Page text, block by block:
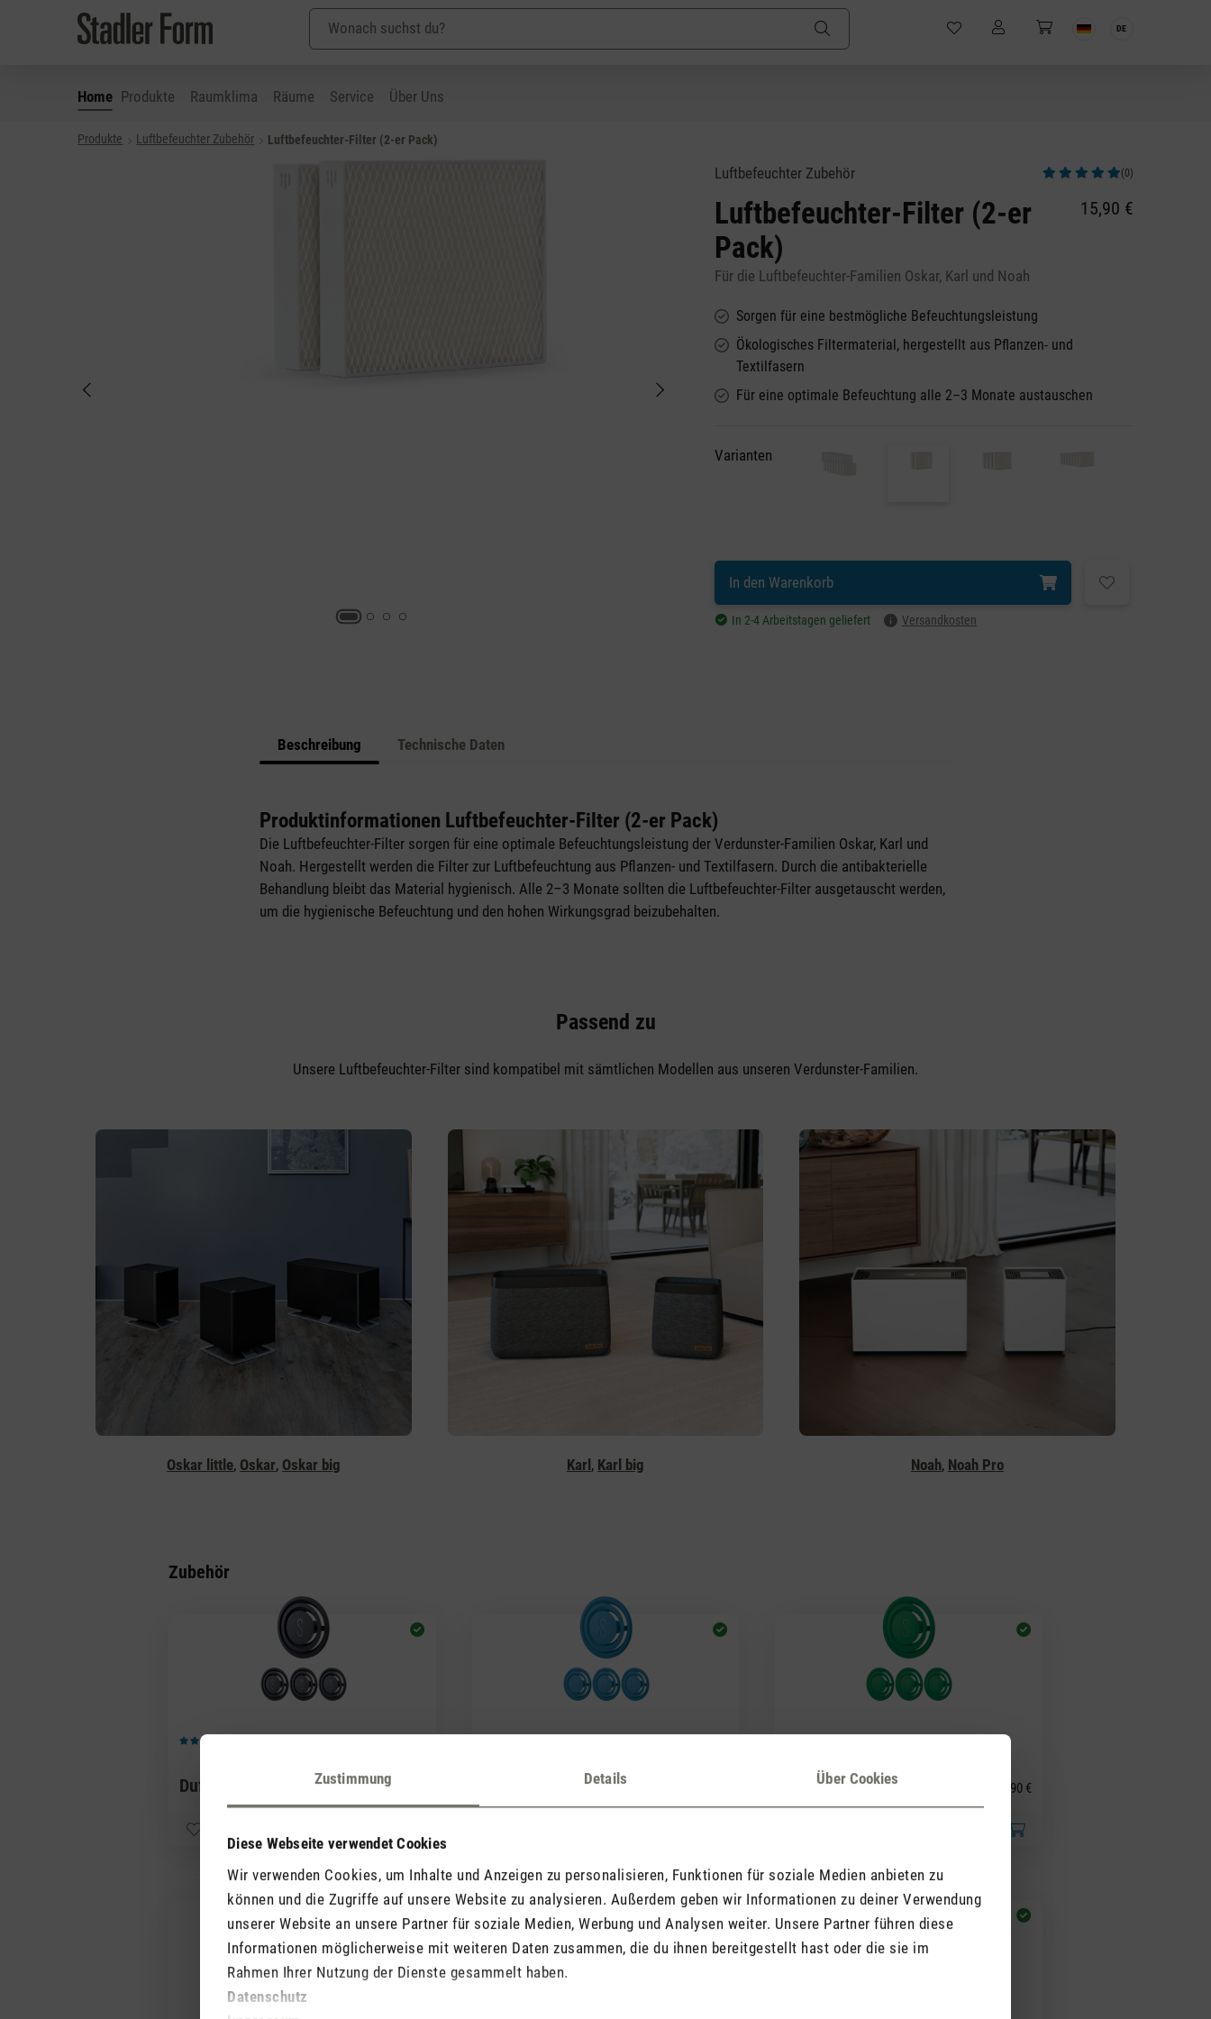
Zustimmung Details Über Cookies
Diese Webseite verwendet Cookies
Wir verwenden Cookies, um Inhalte und Anzeigen zu personalisieren, Funktionen für soziale Medien anbieten zu
können und die Zugriffe auf unsere Website zu analysieren. Außerdem geben wir Informationen zu deiner Verwendung
unserer Website an unsere Partner für soziale Medien, Werbung und Analysen weiter. Unsere Partner führen diese
Informationen möglicherweise mit weiteren Daten zusammen, die du ihnen bereitgestellt hast oder die sie im
Rahmen Ihrer Nutzung der Dienste gesammelt haben.
Datenschutz
Hauptinhalt springen
Zur Suche springen
Zur Hauptnavigation springen
DE
Home Produkte Raumklima Räume Service Über Uns
Produkte Luftbefeuchter Zubehör Luftbefeuchter-Filter (2-er Pack)
Luftbefeuchter Zubehör (0)
Luftbefeuchter-Filter (2-er
Pack)
Für die Luftbefeuchter-Familien Oskar, Karl und Noah
15,90 €
Sorgen für eine bestmögliche Befeuchtungsleistung
Ökologisches Filtermaterial, hergestellt aus Pflanzen- und
Textilfasern
Für eine optimale Befeuchtung alle 2–3 Monate austauschen
Varianten
In den Warenkorb
In 2-4 Arbeitstagen geliefert Versandkosten
Beschreibung Technische Daten
Produktinformationen Luftbefeuchter-Filter (2-er Pack)
Die Luftbefeuchter-Filter sorgen für eine optimale Befeuchtungsleistung der Verdunster-Familien Oskar, Karl und
Noah. Hergestellt werden die Filter zur Luftbefeuchtung aus Pflanzen- und Textilfasern. Durch die antibakterielle
Behandlung bleibt das Material hygienisch. Alle 2–3 Monate sollten die Luftbefeuchter-Filter ausgetauscht werden,
um die hygienische Befeuchtung und den hohen Wirkungsgrad beizubehalten.
Passend zu
Unsere Luftbefeuchter-Filter sind kompatibel mit sämtlichen Modellen aus unseren Verdunster-Familien.
Oskar little, Oskar, Oskar big Karl , Karl big Noah, Noah Pro
Zubehör
Durchschnittliche Bewertung von 5 von 5 Sternen
Duft-Pin Black Orchid Duft-Pin Green Forest 7,90 €